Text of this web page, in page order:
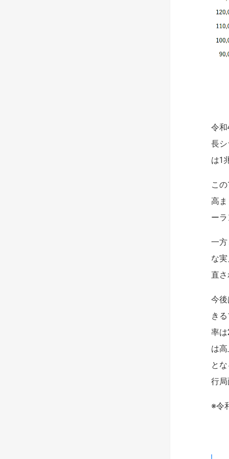
令
長
は1
こ
高
ー
一
な
直
今
き
率
は
と
行
※令